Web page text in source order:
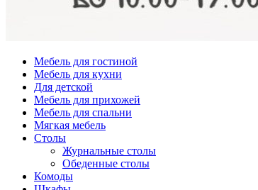
Мебель для гостиной
Мебель для кухни
Для детской
Мебель для прихожей
Мебель для спальни
Мягкая мебель
Столы
Журнальные столы
Обеденные столы
Комоды